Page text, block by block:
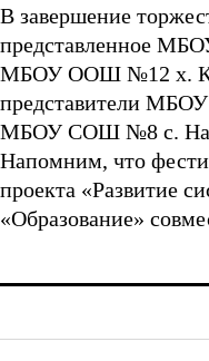
В завершение
представленное
МБОУ ООШ №12 х.
представители
МБОУ СОШ №8 с.
Напомним, что
проекта «Развитие
«Образование»